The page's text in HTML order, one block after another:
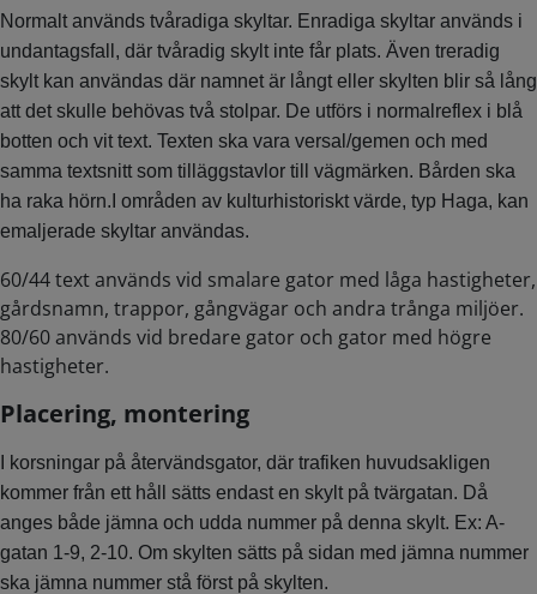
Normalt används tvåradiga skyltar. Enradiga skyltar används i
undantagsfall, där tvåradig skylt inte får plats. Även treradig
skylt kan användas där namnet är långt eller skylten blir så lång
att det skulle behövas två stolpar. De utförs i normalreflex i blå
botten och vit text. Texten ska vara versal/gemen och med
samma textsnitt som tilläggstavlor till vägmärken. Bården ska
ha raka hörn.I områden av kulturhistoriskt värde, typ Haga, kan
emaljerade skyltar användas.
60/44 text används vid smalare gator med låga hastigheter,
gårdsnamn, trappor, gångvägar och andra trånga miljöer.
80/60 används vid bredare gator och gator med högre
hastigheter.
Placering, montering
I korsningar på återvändsgator, där trafiken huvudsakligen
kommer från ett håll sätts endast en skylt på tvärgatan. Då
anges både jämna och udda nummer på denna skylt. Ex: A-
gatan 1-9, 2-10. Om skylten sätts på sidan med jämna nummer
ska jämna nummer stå först på skylten.